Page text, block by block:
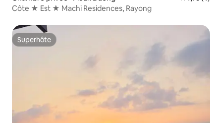
Côte ★ Est ★ Machi Residences, Rayong
Superhôte
Superhôte